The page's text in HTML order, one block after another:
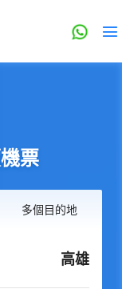
票
多個目的地
高雄